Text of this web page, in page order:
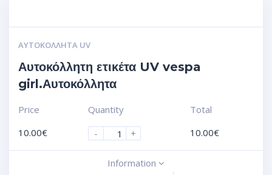
ΑΥΤΟΚΌΛΛΗΤΑ UV
Αυτοκόλλητη ετικέτα UV vespa
girl.Αυτοκόλλητα
Price
10.00€
Quantity
-
+
Total
10.00€
Information